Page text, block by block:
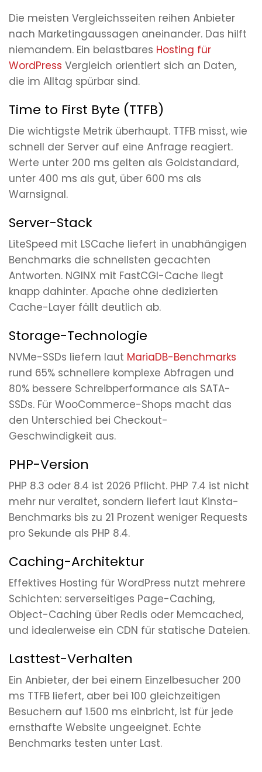
Die meisten Vergleichsseiten reihen Anbieter
nach Marketingaussagen aneinander. Das hilft
niemandem. Ein belastbares Hosting für
WordPress Vergleich orientiert sich an Daten,
die im Alltag spürbar sind.
Time to First Byte (TTFB)
Die wichtigste Metrik überhaupt. TTFB misst, wie
schnell der Server auf eine Anfrage reagiert.
Werte unter 200 ms gelten als Goldstandard,
unter 400 ms als gut, über 600 ms als
Warnsignal.
Server-Stack
LiteSpeed mit LSCache liefert in unabhängigen
Benchmarks die schnellsten gecachten
Antworten. NGINX mit FastCGI-Cache liegt
knapp dahinter. Apache ohne dedizierten
Cache-Layer fällt deutlich ab.
Storage-Technologie
NVMe-SSDs liefern laut MariaDB-Benchmarks
rund 65% schnellere komplexe Abfragen und
80% bessere Schreibperformance als SATA-
SSDs. Für WooCommerce-Shops macht das
den Unterschied bei Checkout-
Geschwindigkeit aus.
PHP-Version
PHP 8.3 oder 8.4 ist 2026 Pflicht. PHP 7.4 ist nicht
mehr nur veraltet, sondern liefert laut Kinsta-
Benchmarks bis zu 21 Prozent weniger Requests
pro Sekunde als PHP 8.4.
Caching-Architektur
Effektives Hosting für WordPress nutzt mehrere
Schichten: serverseitiges Page-Caching,
Object-Caching über Redis oder Memcached,
und idealerweise ein CDN für statische Dateien.
Lasttest-Verhalten
Ein Anbieter, der bei einem Einzelbesucher 200
ms TTFB liefert, aber bei 100 gleichzeitigen
Besuchern auf 1.500 ms einbricht, ist für jede
ernsthafte Website ungeeignet. Echte
Benchmarks testen unter Last.